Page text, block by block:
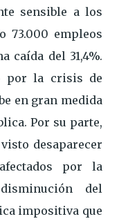
sensible a los
73.000 empleos
caída del 31,4%.
por la crisis de
en gran medida
Por su parte,
desaparecer
por la
del
impositiva que